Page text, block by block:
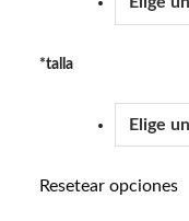
*talla
Resetear opciones